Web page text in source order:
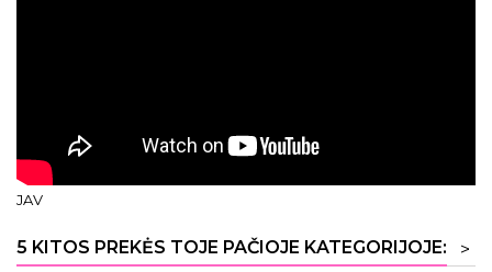
JAV
5 KITOS PREKĖS TOJE PAČIOJE KATEGORIJOJE:
>